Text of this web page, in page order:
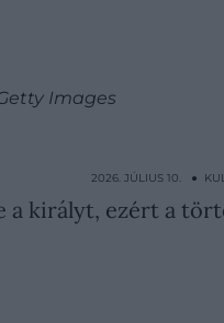
Images
2026. JÚLIUS 10. ●
a királyt, ezért a